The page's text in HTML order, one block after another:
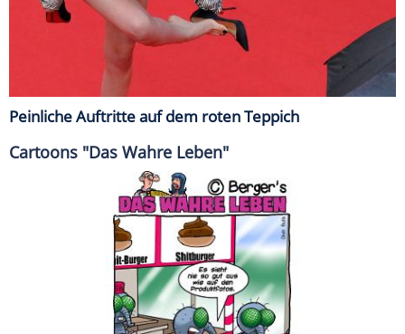
Peinliche Auftritte auf dem roten Teppich
Cartoons "Das Wahre Leben"